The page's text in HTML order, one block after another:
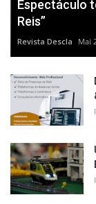
Espectáculo
Reis”
Revista Descla Mai